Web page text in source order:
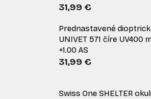
31,99 €
Prednastavené
UNIVET 571 číre UV400
+1.00 AS
31,99 €
Swiss One SHELTER